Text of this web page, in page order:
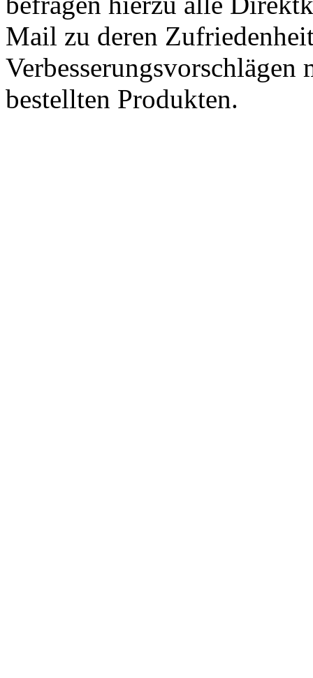
Mail zu deren
bestellten Produkten.